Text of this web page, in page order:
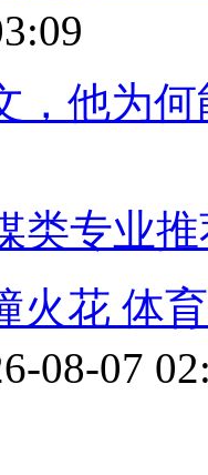
，他为
类专业
火花 体
08-07